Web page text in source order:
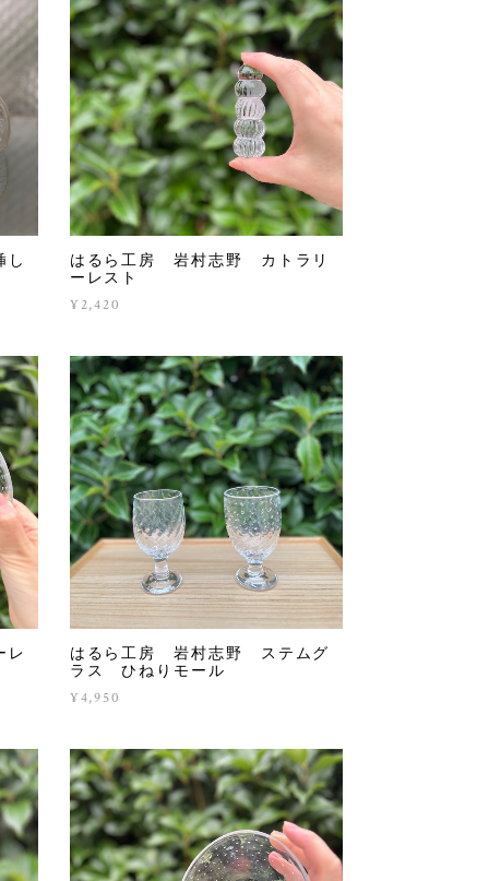
はるら工房 岩村志野 カトラリ
ーレスト
¥2,420
レ
はるら工房 岩村志野 ステムグ
ラス ひねりモール
¥4,950